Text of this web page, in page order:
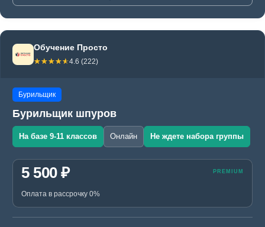
Обучение Просто
☆☆☆☆☆
★★★★★4.6 (222)
Бурильщик
Бурильщик шпуров
На базе 9-11 классов Онлайн Не ждете набора группы
5 500 ₽
Оплата в рассрочку 0%